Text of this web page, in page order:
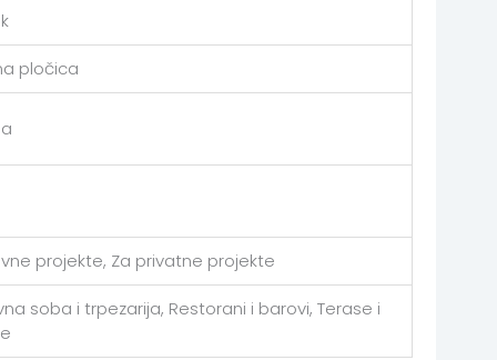
pločica
projekte, Za privatne projekte
soba i trpezarija, Restorani i barovi, Terase i